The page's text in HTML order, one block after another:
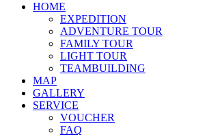
HOME
EXPEDITION
ADVENTURE TOUR
FAMILY TOUR
LIGHT TOUR
TEAMBUILDING
MAP
GALLERY
SERVICE
VOUCHER
FAQ